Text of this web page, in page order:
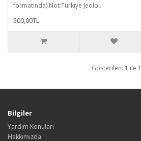
formatında).Not:Türkiye Jeolo..
500,00TL
Gösterilen: 1 ile
Bilgiler
Yardım Konuları
Hakkımızda